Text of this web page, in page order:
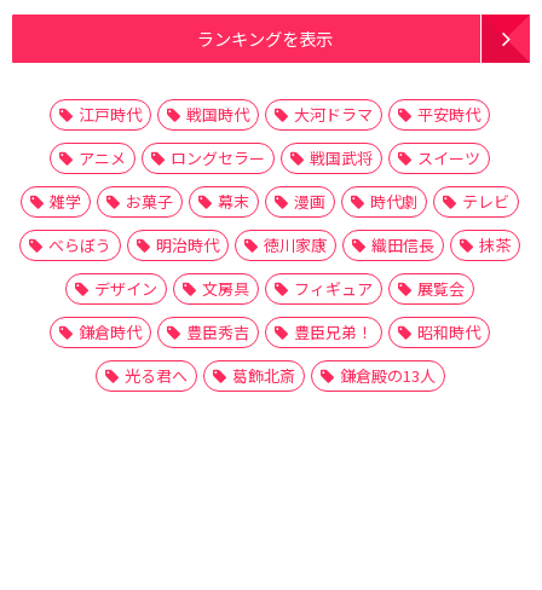
ランキングを表示
江戸時代 戦国時代 大河ドラマ
平安時代
アニメ
ロングセラー 戦国武将
スイーツ
雑学
お菓子 幕末 漫画 時代劇
テレビ
べらぼう
明治時代 徳川家康 織田信長
抹茶
デザイン
文房具 フィギュア
展覧会
鎌倉時代
豊臣秀吉 豊臣兄弟！
昭和時代
光る君へ
葛飾北斎 鎌倉殿の13人